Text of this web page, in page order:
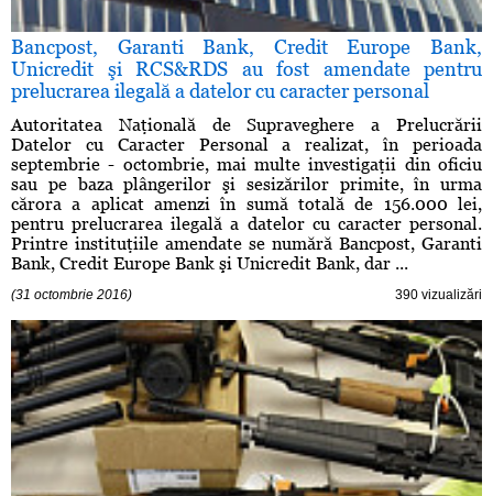
Bancpost, Garanti Bank, Credit Europe Bank,
Unicredit şi RCS&RDS au fost amendate pentru
prelucrarea ilegală a datelor cu caracter personal
Autoritatea Naţională de Supraveghere a Prelucrării
Datelor cu Caracter Personal a realizat, în perioada
septembrie - octombrie, mai multe investigaţii din oficiu
sau pe baza plângerilor şi sesizărilor primite, în urma
cărora a aplicat amenzi în sumă totală de 156.000 lei,
pentru prelucrarea ilegală a datelor cu caracter personal.
Printre instituţiile amendate se numără Bancpost, Garanti
Bank, Credit Europe Bank şi Unicredit Bank, dar ...
(31 octombrie 2016) 390 vizualizări